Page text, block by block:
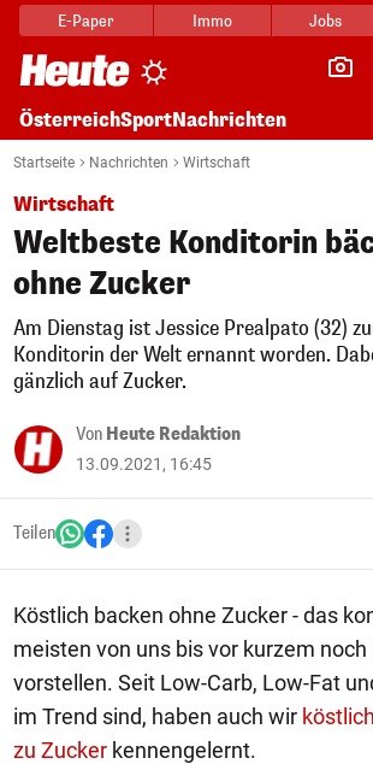
E-Paper Immo Jobs
ÖsterreichSportNachrichten
Startseite Nachrichten Wirtschaft
Wirtschaft
Weltbeste Konditorin
ohne Zucker
Am Dienstag ist Jessice Prealpato (32)
Konditorin der Welt ernannt worden.
gänzlich auf Zucker.
Von Heute Redaktion
13.09.2021, 16:45
Teilen
Köstlich backen ohne Zucker - das
meisten von uns bis vor kurzem
vorstellen. Seit Low-Carb, Low-Fat
im Trend sind, haben auch wir
zu Zucker kennengelernt.